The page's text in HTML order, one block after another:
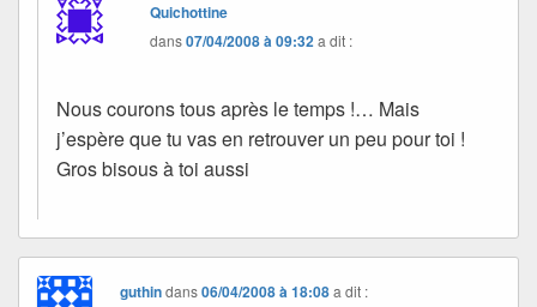
Quichottine
dans07/04/2008 à 09:32a dit :
Nous courons tous après le temps !… Mais
j’espère que tu vas en retrouver un peu pour toi !
Gros bisous à toi aussi
guthindans06/04/2008 à 18:08 a dit :